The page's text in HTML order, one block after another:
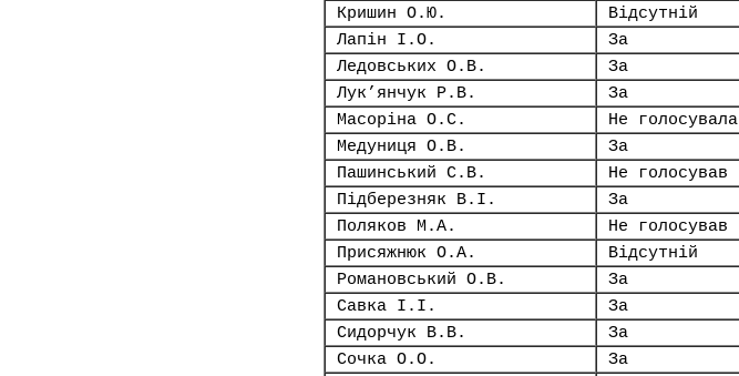
Кришин О.Ю.
Відсутній
Лапін І.О.
За
Ледовських О.В.
За
Лук’янчук Р.В.
За
Масоріна О.С.
Не голосувала
Медуниця О.В.
За
Пашинський С.В.
Не голосував
Підберезняк В.І.
За
Поляков М.А.
Не голосував
Присяжнюк О.А.
Відсутній
Романовський О.В.
За
Савка І.І.
За
Сидорчук В.В.
За
Сочка О.О.
За